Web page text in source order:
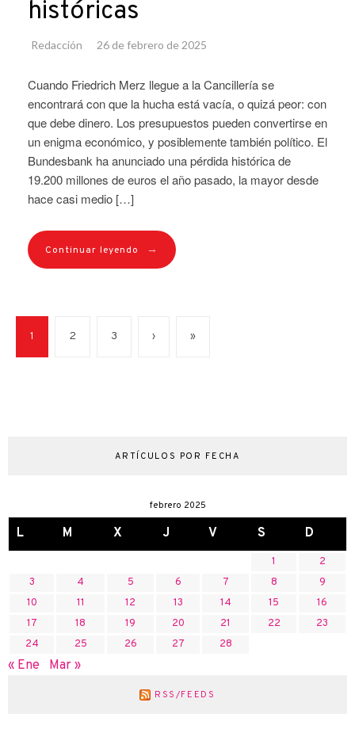
históricas
Redacción 26 de febrero de 2025
Cuando Friedrich Merz llegue a la Cancillería se
encontrará con que la hucha está vacía, o quizá peor: con
que debe dinero. Los presupuestos pueden convertirse en
un enigma económico, y posiblemente también político. El
Bundesbank ha anunciado una pérdida histórica de
19.200 millones de euros el año pasado, la mayor desde
hace casi medio […]
Continuar leyendo →
1 2 3 › »
ARTÍCULOS POR FECHA
febrero 2025
L M X J V S D
1
2
3
4 5 6 7 8
9
10
11 12 13 14 15
16
17
18 19 20 21 22
23
24
25 26 27 28
« Ene Mar »
RSS/FEEDS